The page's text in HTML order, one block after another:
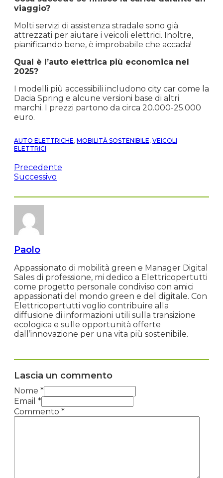
viaggio?
Molti servizi di assistenza stradale sono già
attrezzati per aiutare i veicoli elettrici. Inoltre,
pianificando bene, è improbabile che accada!
Qual è l’auto elettrica più economica nel
2025?
I modelli più accessibili includono city car come la
Dacia Spring e alcune versioni base di altri
marchi. I prezzi partono da circa 20.000-25.000
euro.
AUTO ELETTRICHE, MOBILITÀ SOSTENIBILE, VEICOLI
ELETTRICI
Precedente
Successivo
Paolo
Appassionato di mobilità green e Manager Digital
Sales di professione, mi dedico a Elettricopertutti
come progetto personale condiviso con amici
appassionati del mondo green e del digitale. Con
Elettricopertutti voglio contribuire alla
diffusione di informazioni utili sulla transizione
ecologica e sulle opportunità offerte
dall’innovazione per una vita più sostenibile.
Lascia un commento
Nome *
Email *
Commento *